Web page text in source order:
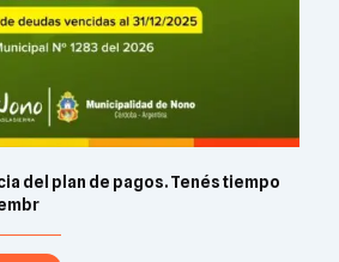
del plan de pagos. Tenés tiempo